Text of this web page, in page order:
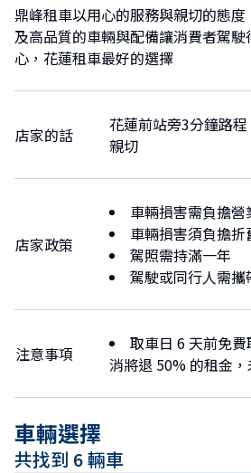
鼎峰租車以用心的服務與親切的態
及高品質的車輛與配備讓消費者駕
心，花蓮租車最好的選擇
店家的話
花蓮前站旁3分鐘路
親切
店家政策
車輛損害需負擔營
車輛損害須負擔折
駕照需持滿一年
駕駛或同行人需
注意事項
取車日 6 天前免
消將退 50% 的租金
車輛選擇
共找到 6 輛車